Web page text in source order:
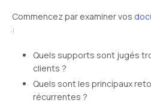
Commencez par examiner vos
:
Quels supports sont jugés
clients ?
Quels sont les principaux
récurrentes ?